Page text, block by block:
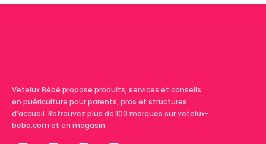
Vetelux Bébé propose produits, services et conseils
en puériculture pour parents, pros et structures
d’accueil. Retrouvez plus de 100 marques sur vetelux-
bebe.com et en magasin.